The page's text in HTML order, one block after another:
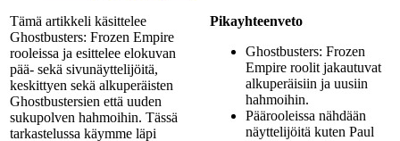
Tämä artikkeli käsittelee
Ghostbusters: Frozen Empire
rooleissa ja esittelee elokuvan
pää- sekä sivunäyttelijöitä,
keskittyen sekä alkuperäisten
Ghostbustersien että uuden
sukupolven hahmoihin. Tässä
tarkastelussa käymme läpi
Pikayhteenveto
Ghostbusters: Frozen
Empire roolit jakautuvat
alkuperäisiin ja uusiin
hahmoihin.
Päärooleissa nähdään
näyttelijöitä kuten Paul